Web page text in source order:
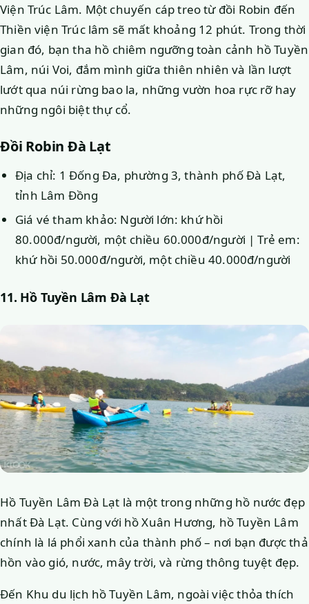
Viện Trúc Lâm. Một chuyến cáp treo từ đồi Robin đến
Thiền viện Trúc lâm sẽ mất khoảng 12 phút. Trong thời
gian đó, bạn tha hồ chiêm ngưỡng toàn cảnh hồ Tuyền
Lâm, núi Voi, đắm mình giữa thiên nhiên và lần lượt
lướt qua núi rừng bao la, những vườn hoa rực rỡ hay
những ngôi biệt thự cổ.
Đồi Robin Đà Lạt
Địa chỉ: 1 Đống Đa, phường 3, thành phố Đà Lạt,
tỉnh Lâm Đồng
Giá vé tham khảo: Người lớn: khứ hồi
80.000đ/người, một chiều 60.000đ/người | Trẻ em:
khứ hồi 50.000đ/người, một chiều 40.000đ/người
11. Hồ Tuyền Lâm Đà Lạt
Hồ Tuyền Lâm Đà Lạt là một trong những hồ nước đẹp
nhất Đà Lạt. Cùng với hồ Xuân Hương, hồ Tuyền Lâm
chính là lá phổi xanh của thành phố – nơi bạn được thả
hồn vào gió, nước, mây trời, và rừng thông tuyệt đẹp.
Đến Khu du lịch hồ Tuyền Lâm, ngoài việc thỏa thích